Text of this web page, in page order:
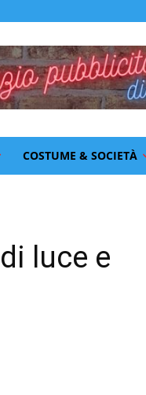
COSTUME & SOCIETÀ
luce e